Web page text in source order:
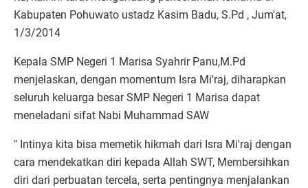
Kabupaten Pohuwato ustadz Kasim Badu, S.Pd , Jum'at,
1/3/2014
Kepala SMP Negeri 1 Marisa Syahrir Panu,M.Pd
menjelaskan, dengan momentum Isra Mi'raj, diharapkan
seluruh keluarga besar SMP Negeri 1 Marisa dapat
meneladani sifat Nabi Muhammad SAW
" Intinya kita bisa memetik hikmah dari Isra Mi'raj dengan
cara mendekatkan diri kepada Allah SWT, Membersihkan
diri dari perbuatan tercela, serta pentingnya menjalankan